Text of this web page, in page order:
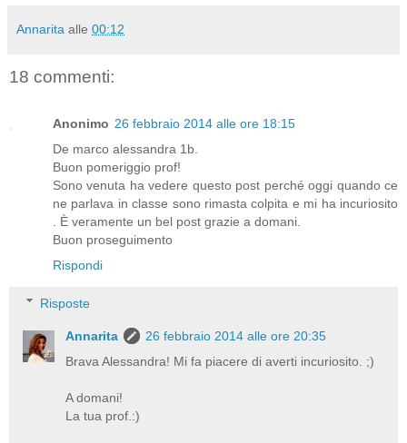
Annarita alle 00:12
18 commenti:
Anonimo 26 febbraio 2014 alle ore 18:15
De marco alessandra 1b.
Buon pomeriggio prof!
Sono venuta ha vedere questo post perché oggi quando ce
ne parlava in classe sono rimasta colpita e mi ha incuriosito
. È veramente un bel post grazie a domani.
Buon proseguimento
Rispondi
Risposte
Annarita
26 febbraio 2014 alle ore 20:35
Brava Alessandra! Mi fa piacere di averti incuriosito. ;)
A domani!
La tua prof.:)